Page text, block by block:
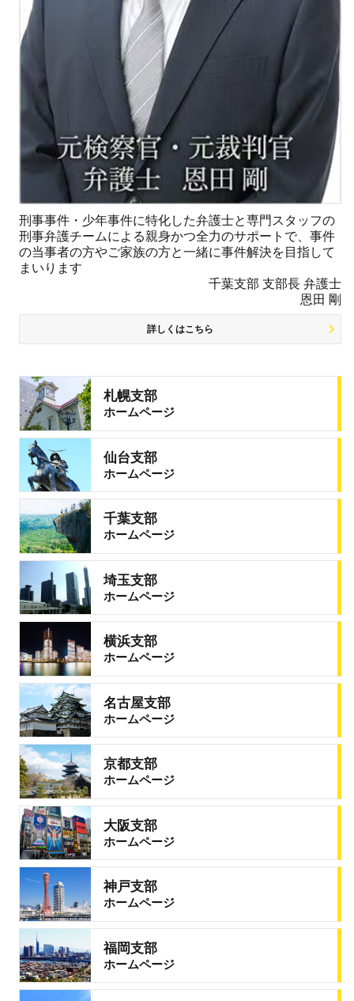
刑事事件・少年事件に特化した弁護士と専門スタッフの
刑事弁護チームによる親身かつ全力のサポートで、事件
の当事者の方やご家族の方と一緒に事件解決を目指して
まいります
千葉支部 支部長 弁護士
恩田 剛
詳しくはこちら
札幌支部
ホームページ
仙台支部
ホームページ
千葉支部
ホームページ
埼玉支部
ホームページ
横浜支部
ホームページ
名古屋支部
ホームページ
京都支部
ホームページ
大阪支部
ホームページ
神戸支部
ホームページ
福岡支部
ホームページ